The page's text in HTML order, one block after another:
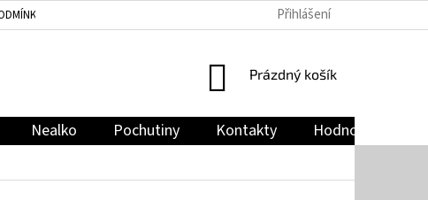
JAK NAKUPOVAT
Přihlášení
NÁKUPNÍ
Prázdný košík
Nealko Pochutiny Kontakty Hodnocení